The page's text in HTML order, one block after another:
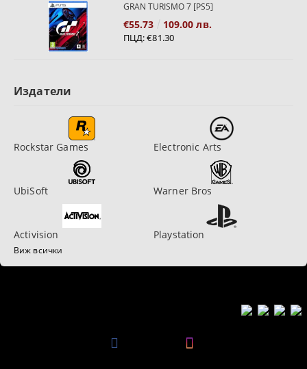
GRAN TURISMO 7 [PS5]
€55.73 109.00 лв.
ПЦД:€81.30
Издатели
Rockstar Games Electronic Arts
UbiSoft Warner Bros
Activision Playstation
Виж всички